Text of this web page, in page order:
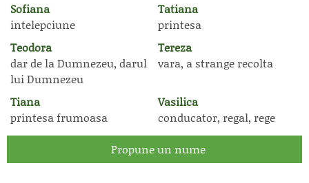
Sofiana
intelepciune
Tatiana
printesa
Teodora
dar de la Dumnezeu, darul
lui Dumnezeu
Tereza
vara, a strange recolta
Tiana
printesa frumoasa
Vasilica
conducator, regal, rege
Propune un nume